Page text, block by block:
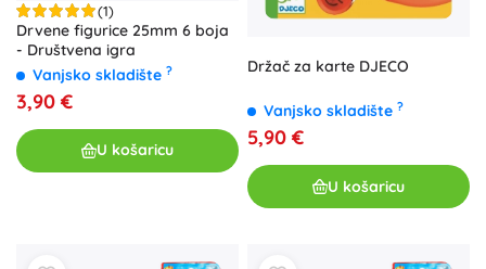
(1)
Drvene figurice 25mm 6 boja
- Društvena igra
Vanjsko skladište ?
3,90 €
U košaricu
Držač za karte DJECO
Vanjsko skladište ?
5,90 €
U košaricu